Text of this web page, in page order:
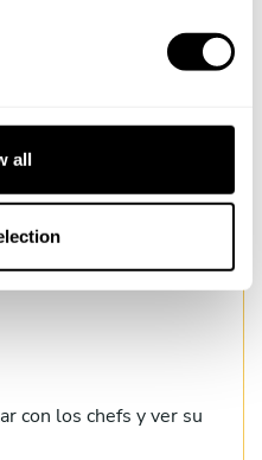
alldetalles de la
con los chefs y ver su